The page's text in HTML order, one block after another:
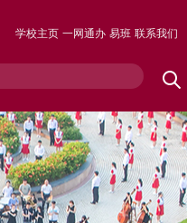
学校主页 一网通办 易班 联系我们